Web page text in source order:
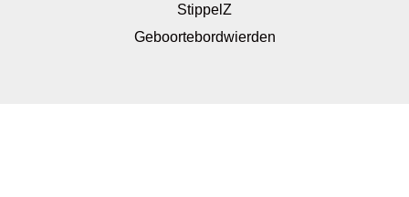
StippelZ
Geboortebordwierden